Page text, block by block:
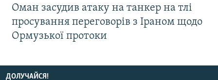
Оман засудив атаку на танкер на тлі
просування переговорів з Іраном щодо
Ормузької протоки
ДОЛУЧАЙСЯ!